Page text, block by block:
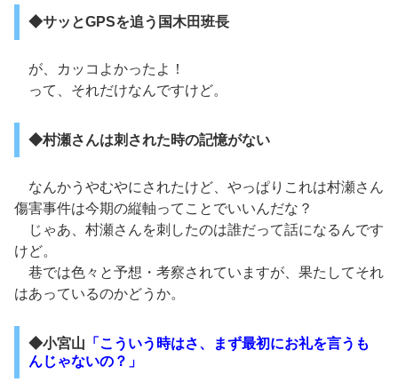
◆サッとGPSを追う国木田班長
が、カッコよかったよ！
って、それだけなんですけど。
◆村瀬さんは刺された時の記憶がない
なんかうやむやにされたけど、やっぱりこれは村瀬さん
傷害事件は今期の縦軸ってことでいいんだな？
じゃあ、村瀬さんを刺したのは誰だって話になるんです
けど。
巷では色々と予想・考察されていますが、果たしてそれ
はあっているのかどうか。
◆小宮山 「こういう時はさ、まず最初にお礼を言うも
んじゃないの？」